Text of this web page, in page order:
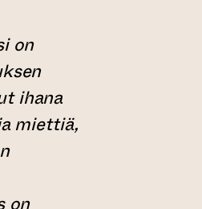
on
ihana
miettiä,
on